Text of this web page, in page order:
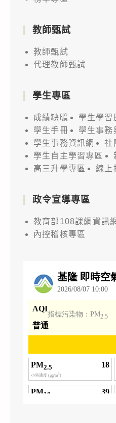
教師甄試
教師甄試
代理教師甄試
學生專區
成績缺曠
學生學習
學生手冊
學生事務
學生事務資訊網
社
學生自主學習專區
高三升學專區
線上
政令宣導專區
教育部108課綱資訊
內控稽核專區